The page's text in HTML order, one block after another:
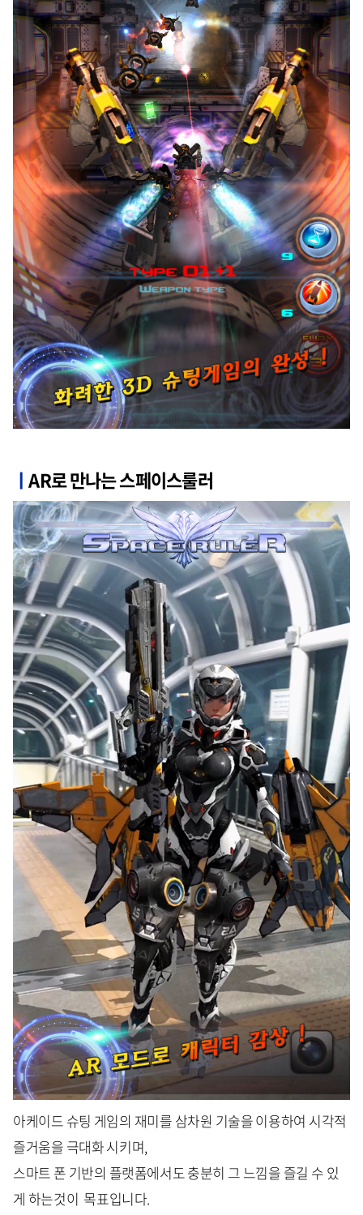
ㅣAR로 만나는 스페이스룰러
아케이드 슈팅 게임의 재미를 삼차원 기술을 이용하여 시각적
즐거움을 극대화 시키며,
스마트 폰 기반의 플랫폼에서도 충분히 그 느낌을 즐길 수 있
게 하는것이 목표입니다.